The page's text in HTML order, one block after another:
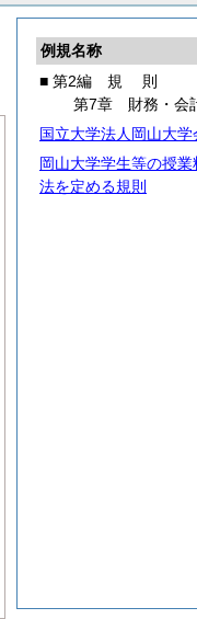
例規名称
■ 第2編 規 則
第7章 財務・会
国立大学法人岡山大学
岡山大学学生等の授
法を定める規則